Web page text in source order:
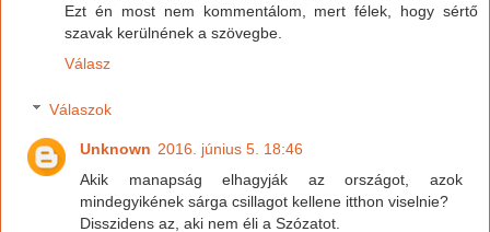
Ezt én most nem kommentálom, mert félek, hogy sértő
szavak kerülnének a szövegbe.
Válasz
Válaszok
Unknown 2016. június 5. 18:46
Akik manapság elhagyják az országot, azok
mindegyikének sárga csillagot kellene itthon viselnie?
Disszidens az, aki nem éli a Szózatot.